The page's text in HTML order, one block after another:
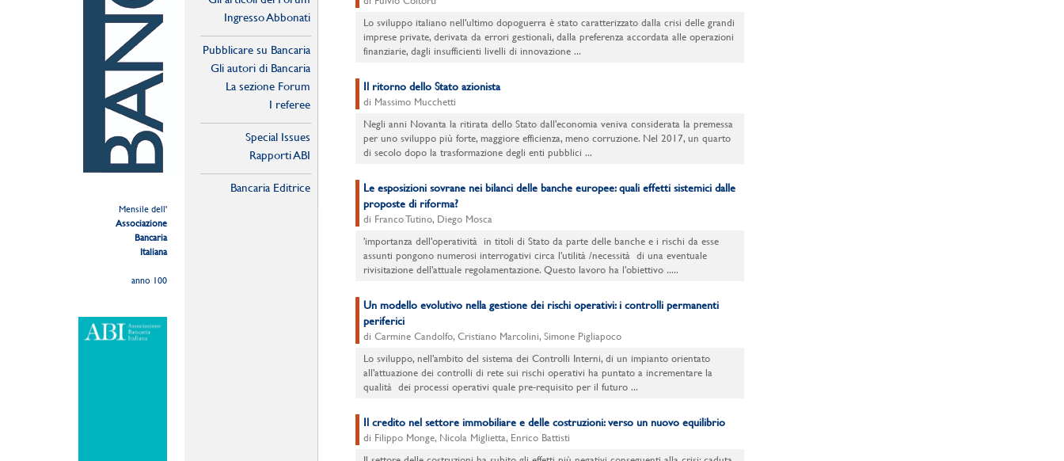
Mensile dell'
Associazione
Bancaria
Italiana
anno 100
Ingresso Abbonati
Pubblicare su Bancaria
Gli autori di Bancaria
La sezione Forum
I referee
Special Issues
Rapporti ABI
Bancaria Editrice
Lo sviluppo italiano nell'ultimo dopoguerra è stato caratterizzato dalla crisi delle grandi
imprese private, derivata da errori gestionali, dalla preferenza accordata alle operazioni
finanziarie, dagli insufficienti livelli di innovazione ...
Il ritorno dello Stato azionista
di Massimo Mucchetti
Negli anni Novanta la ritirata dello Stato dall'economia veniva considerata la premessa
per uno sviluppo più forte, maggiore efficienza, meno corruzione. Nel 2017, un quarto
di secolo dopo la trasformazione degli enti pubblici ...
Le esposizioni sovrane nei bilanci delle banche europee: quali effetti sistemici dalle
proposte di riforma?
di Franco Tutino, Diego Mosca
'importanza dell'operatività in titoli di Stato da parte delle banche e i rischi da esse
assunti pongono numerosi interrogativi circa l'utilità /necessità di una eventuale
rivisitazione dell'attuale regolamentazione. Questo lavoro ha l'obiettivo .....
Un modello evolutivo nella gestione dei rischi operativi: i controlli permanenti
periferici
di Carmine Candolfo, Cristiano Marcolini, Simone Pigliapoco
Lo sviluppo, nell'ambito del sistema dei Controlli Interni, di un impianto orientato
all'attuazione dei controlli di rete sui rischi operativi ha puntato a incrementare la
qualità dei processi operativi quale pre-requisito per il futuro ...
Il credito nel settore immobiliare e delle costruzioni: verso un nuovo equilibrio
di Filippo Monge, Nicola Miglietta, Enrico Battisti